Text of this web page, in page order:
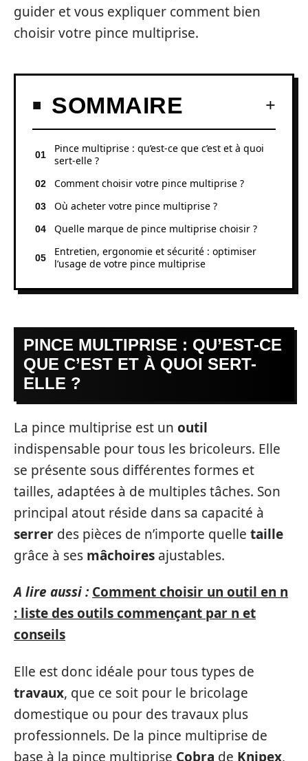
guider et vous expliquer comment bien
choisir votre pince multiprise.
SOMMAIRE
Pince multiprise : qu’est-ce que c’est et à quoi
sert-elle ?
Comment choisir votre pince multiprise ?
Où acheter votre pince multiprise ?
Quelle marque de pince multiprise choisir ?
Entretien, ergonomie et sécurité : optimiser
l’usage de votre pince multiprise
PINCE MULTIPRISE : QU’EST-CE
QUE C’EST ET À QUOI SERT-
ELLE ?
La pince multiprise est un outil
indispensable pour tous les bricoleurs. Elle
se présente sous différentes formes et
tailles, adaptées à de multiples tâches. Son
principal atout réside dans sa capacité à
serrer des pièces de n’importe quelle taille
grâce à ses mâchoires ajustables.
A lire aussi : Comment choisir un outil en n
: liste des outils commençant par n et
conseils
Elle est donc idéale pour tous types de
travaux, que ce soit pour le bricolage
domestique ou pour des travaux plus
professionnels. De la pince multiprise de
base à la pince multiprise Cobra de Knipex,